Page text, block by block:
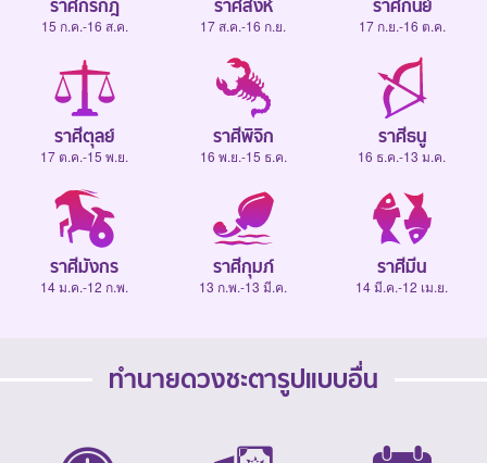
ราศีกรกฎ
15 ก.ค.-16 ส.ค.
ราศีสิงห์
17 ส.ค.-16 ก.ย.
ราศีกันย์
17 ก.ย.-16 ต.ค.
ราศีตุลย์
17 ต.ค.-15 พ.ย.
ราศีพิจิก
16 พ.ย.-15 ธ.ค.
ราศีธนู
16 ธ.ค.-13 ม.ค.
ราศีมังกร
14 ม.ค.-12 ก.พ.
ราศีกุมภ์
13 ก.พ.-13 มี.ค.
ราศีมีน
14 มี.ค.-12 เม.ย.
ทำนายดวงชะตารูปแบบอื่น